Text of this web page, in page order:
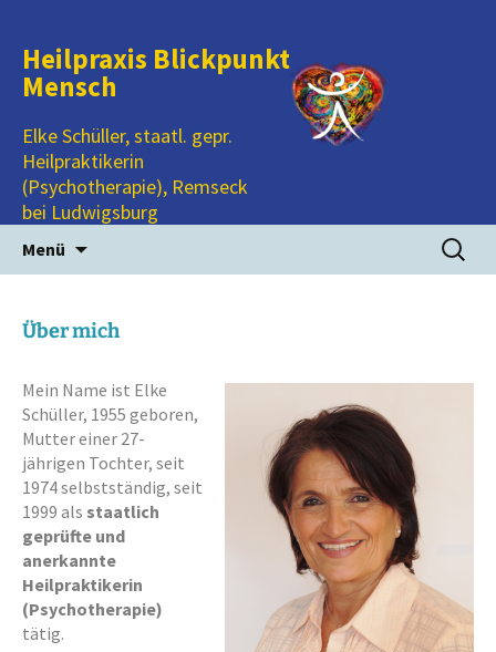
Heilpraxis Blickpunkt
Mensch
Elke Schüller, staatl. gepr.
Heilpraktikerin
(Psychotherapie), Remseck
bei Ludwigsburg
Menü
Suchen
nach:
Über mich
Mein Name ist Elke
Schüller, 1955 geboren,
Mutter einer 27-
jährigen Tochter, seit
1974 selbstständig, seit
1999 als staatlich
geprüfte und
anerkannte
Heilpraktikerin
(Psychotherapie)
tätig.